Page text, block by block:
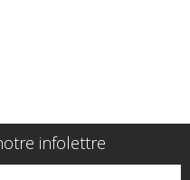
infolettre